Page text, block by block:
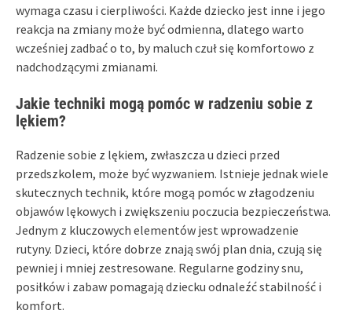
wymaga czasu i cierpliwości. Każde dziecko jest inne i jego
reakcja na zmiany może być odmienna, dlatego warto
wcześniej zadbać o to, by maluch czuł się komfortowo z
nadchodzącymi zmianami.
Jakie techniki mogą pomóc w radzeniu sobie z
lękiem?
Radzenie sobie z lękiem, zwłaszcza u dzieci przed
przedszkolem, może być wyzwaniem. Istnieje jednak wiele
skutecznych technik, które mogą pomóc w złagodzeniu
objawów lękowych i zwiększeniu poczucia bezpieczeństwa.
Jednym z kluczowych elementów jest wprowadzenie
rutyny. Dzieci, które dobrze znają swój plan dnia, czują się
pewniej i mniej zestresowane. Regularne godziny snu,
posiłków i zabaw pomagają dziecku odnaleźć stabilność i
komfort.